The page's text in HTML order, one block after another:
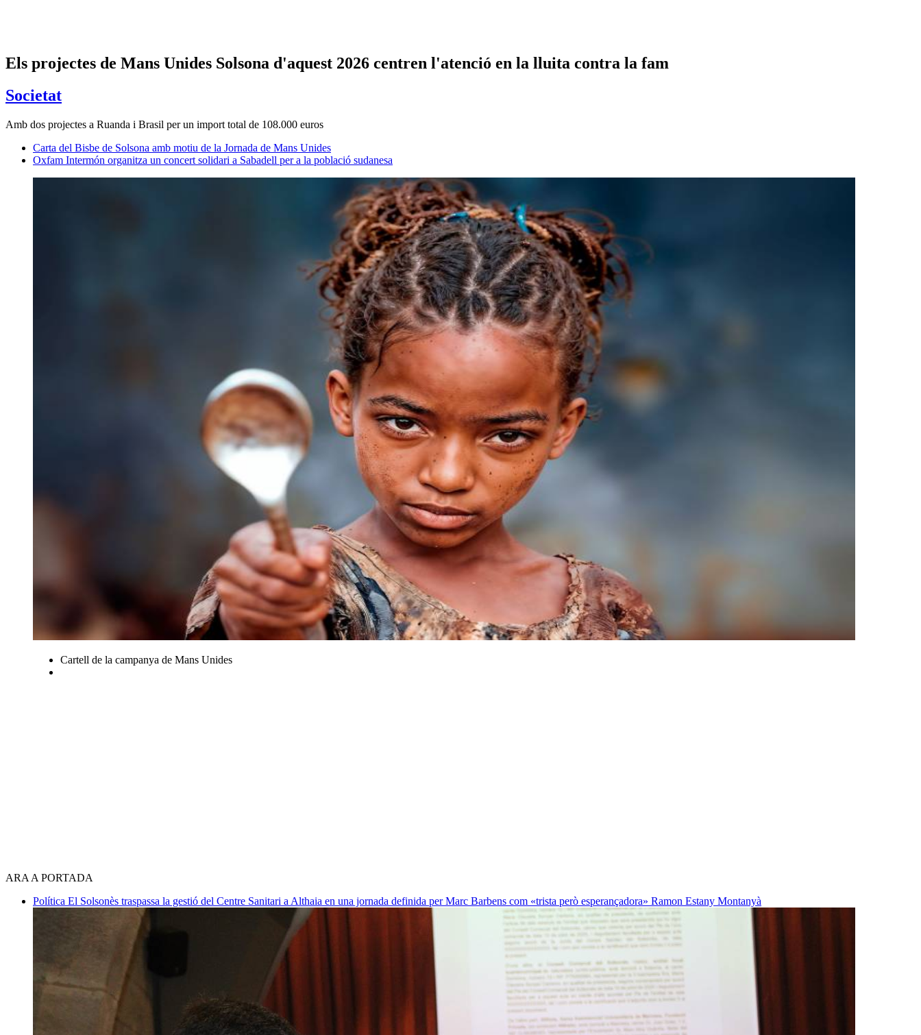
Els projectes de Mans Unides Solsona d'aquest 2026 centren l'atenció en la lluita contra la fam
Societat
Amb dos projectes a Ruanda i Brasil per un import total de 108.000 euros
Carta del Bisbe de Solsona amb motiu de la Jornada de Mans Unides
Oxfam Intermón organitza un concert solidari a Sabadell per a la població sudanesa
Cartell de la campanya de Mans Unides
ARA A PORTADA
Política El Solsonès traspassa la gestió del Centre Sanitari a Althaia en una jornada definida per Marc Barbens com «trista però esperançadora» Ramon Estany Montanyà